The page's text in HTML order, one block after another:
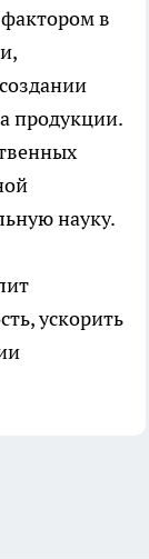
в
продукции.
науку.
ускорить